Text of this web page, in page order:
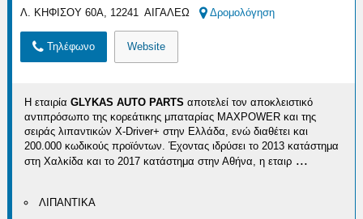
Λ. ΚΗΦΙΣΟΥ 60Α, 12241 ΑΙΓΑΛΕΩ Δρομολόγηση
Τηλέφωνο Website
Η εταιρίαGLYKAS AUTO PARTSαποτελεί τον αποκλειστικό
αντιπρόσωπο της κορεάτικης μπαταρίας MAXPOWER και της
σειράς λιπαντικών X-Driver+ στην Ελλάδα, ενώ διαθέτει και
200.000 κωδικούς προϊόντων. Έχοντας ιδρύσει το 2013 κατάστημα
στη Χαλκίδα και το 2017 κατάστημα στην Αθήνα, η εταιρ ...
ΛΙΠΑΝΤΙΚΑ